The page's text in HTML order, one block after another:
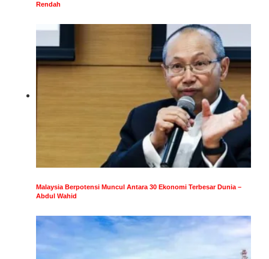
Rendah
Malaysia Berpotensi Muncul Antara 30 Ekonomi Terbesar Dunia –
Abdul Wahid